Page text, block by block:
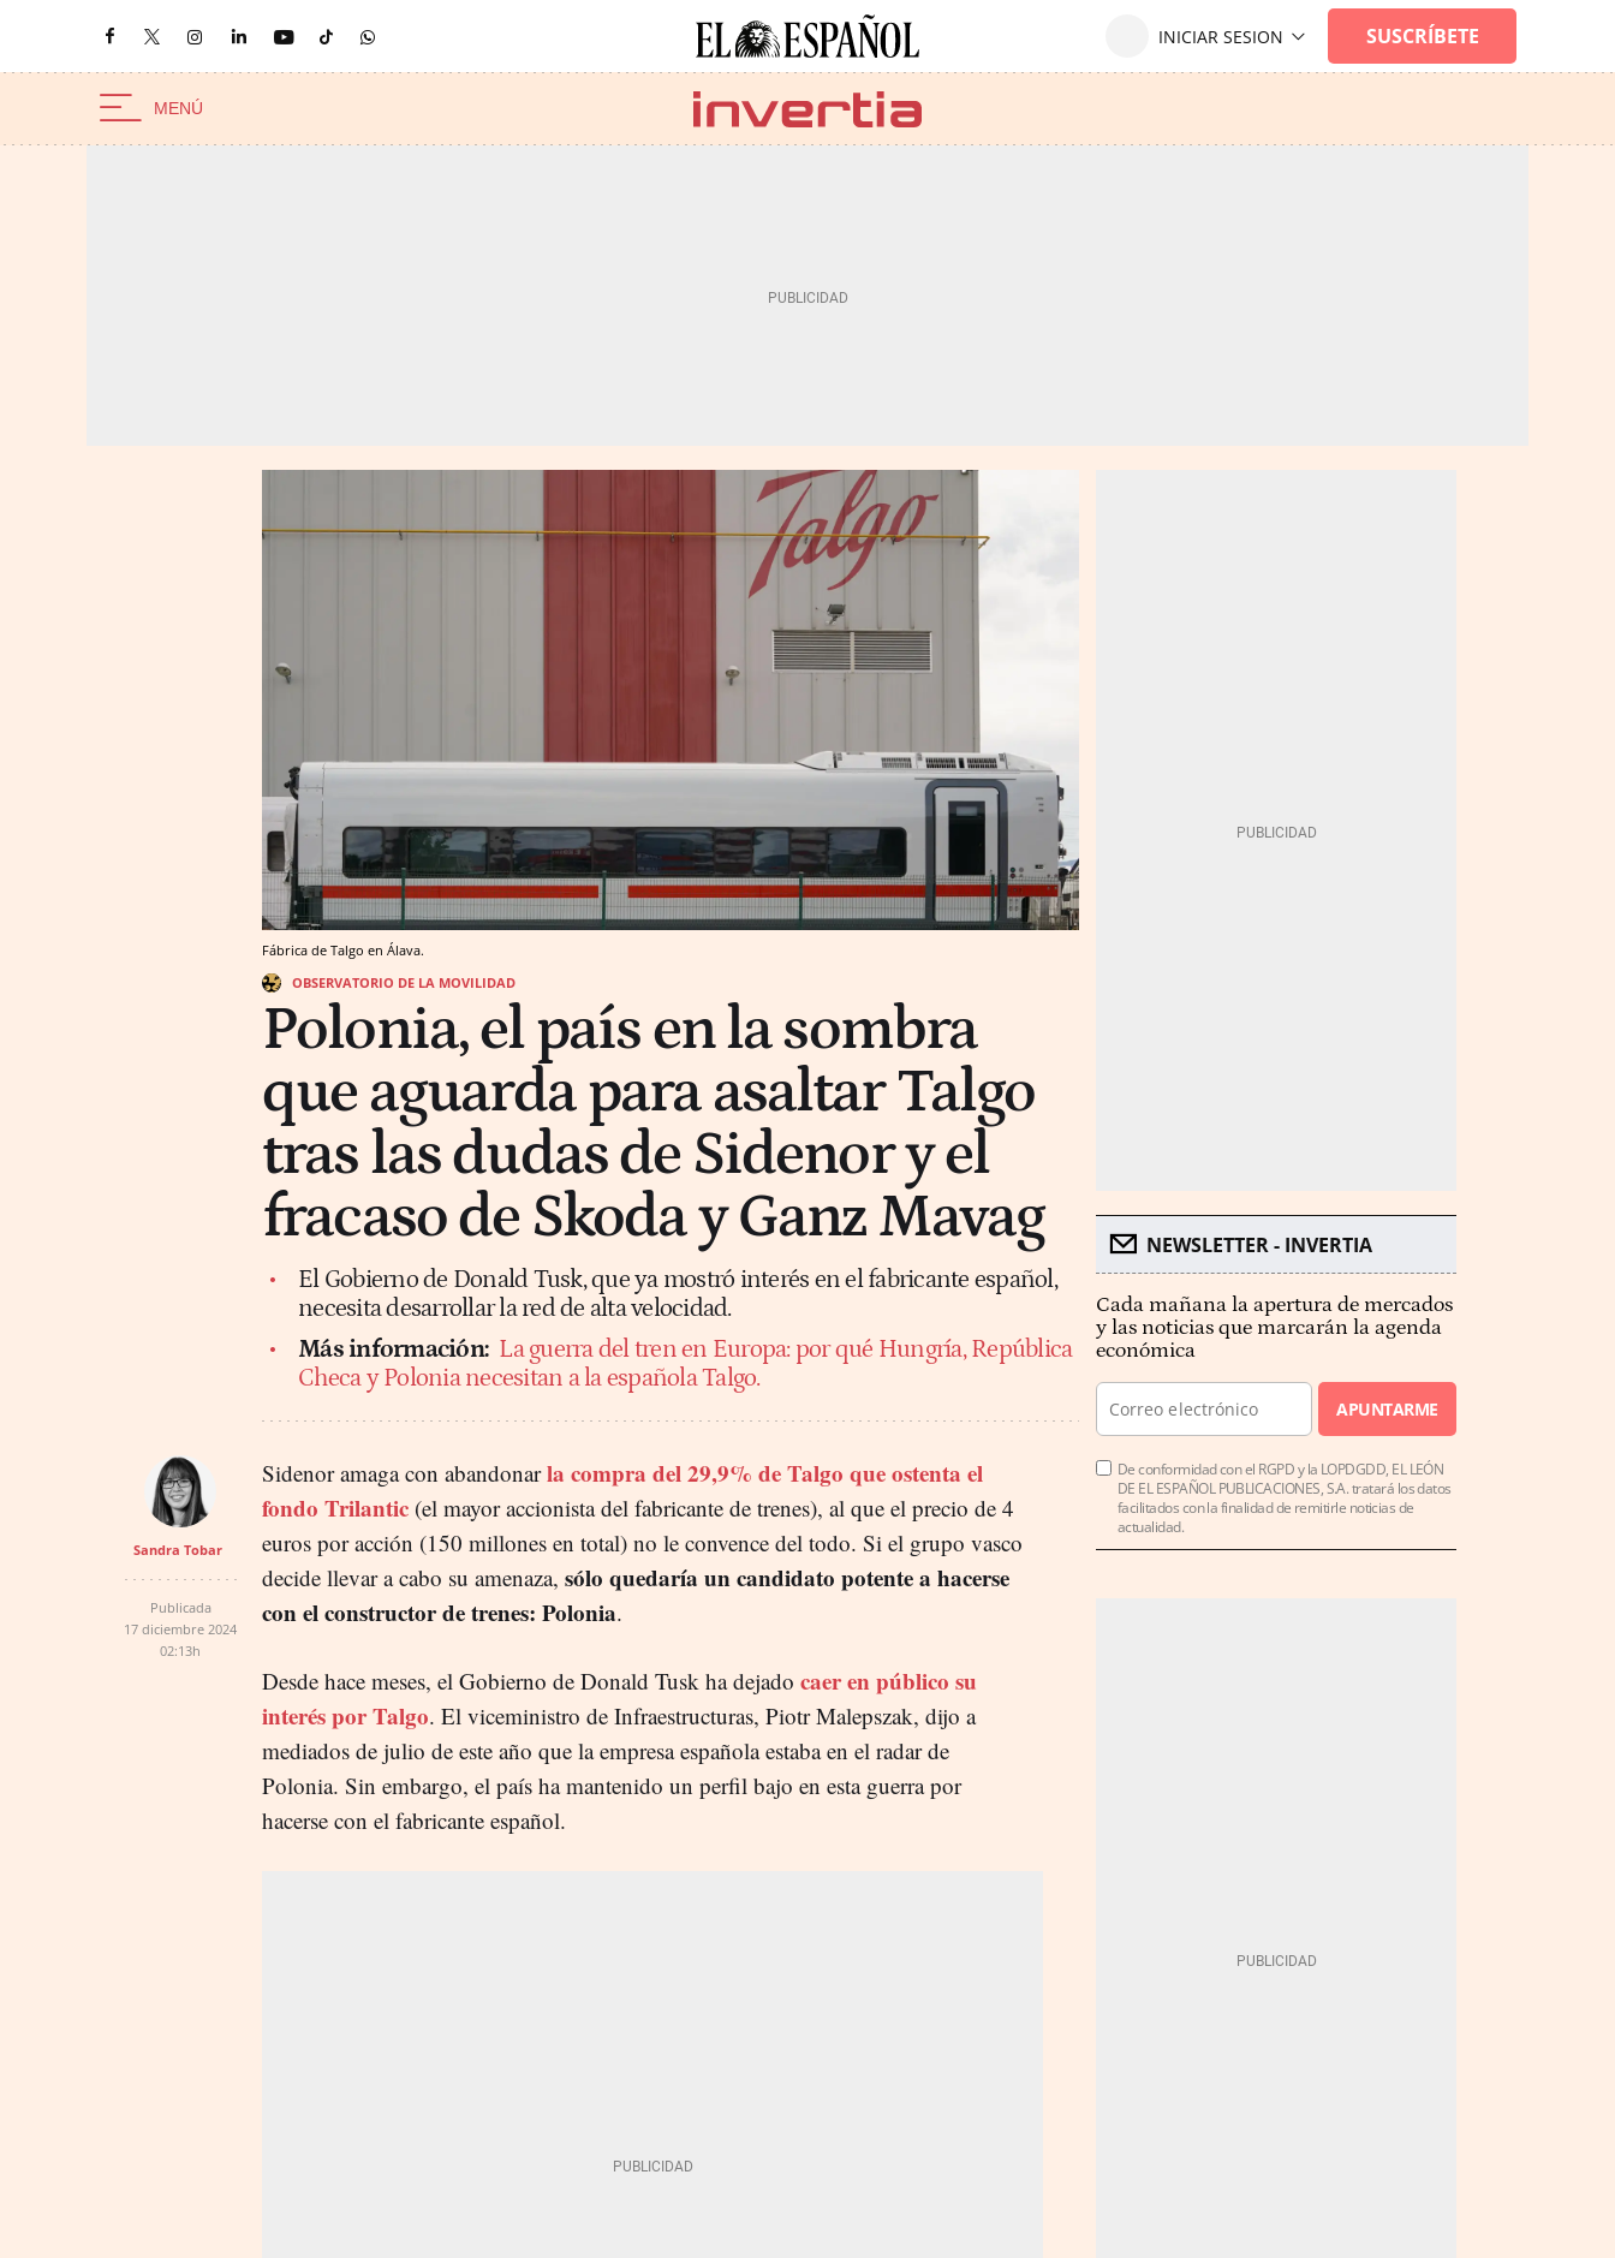
Fábrica de Talgo en Álava.
OBSERVATORIO DE LA MOVILIDAD
Polonia, el país en la sombra
que aguarda para asaltar Talgo
tras las dudas de Sidenor y el
fracaso de Skoda y Ganz Mavag
El Gobierno de Donald Tusk, que ya mostró interés en el fabricante español,
necesita desarrollar la red de alta velocidad.
Más información: La guerra del tren en Europa: por qué Hungría, República
Checa y Polonia necesitan a la española Talgo.
Sandra Tobar
Publicada
17 diciembre 2024
02:13h
Sidenor amaga con abandonarla compra del 29,9% de Talgo que ostenta el
fondo Trilantic (el mayor accionista del fabricante de trenes), al que el precio de 4
euros por acción (150 millones en total) no le convence del todo. Si el grupo vasco
decide llevar a cabo su amenaza, sólo quedaría un candidato potente a hacerse
con el constructor de trenes: Polonia.
Desde hace meses, el Gobierno de Donald Tusk ha dejado caer en público su
interés por Talgo. El viceministro de Infraestructuras, Piotr Malepszak, dijo a
mediados de julio de este año que la empresa española estaba en el radar de
Polonia. Sin embargo, el país ha mantenido un perfil bajo en esta guerra por
hacerse con el fabricante español.
NEWSLETTER - INVERTIA
Cada mañana la apertura de mercados
y las noticias que marcarán la agenda
económica
APUNTARME
De conformidad con el RGPD y la LOPDGDD, EL LEÓN
DE EL ESPAÑOL PUBLICACIONES, S.A. tratará los datos
facilitados con la finalidad de remitirle noticias de
actualidad.